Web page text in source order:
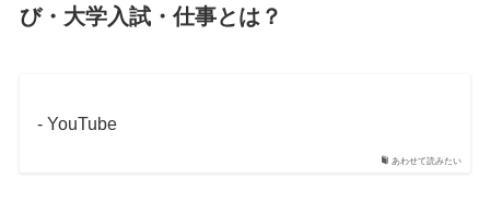
び・大学入試・仕事とは？
あわせて読みたい
- YouTube